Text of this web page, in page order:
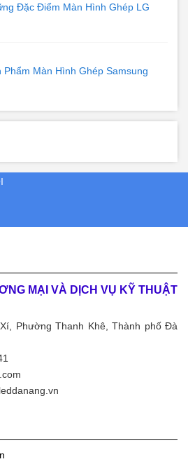
Đặc Điểm Màn Hình Ghép LG
Phẩm Màn Hình Ghép Samsung
MẠI VÀ DỊCH VỤ KỸ THUẬT
Phường Thanh Khê, Thành phố Đà